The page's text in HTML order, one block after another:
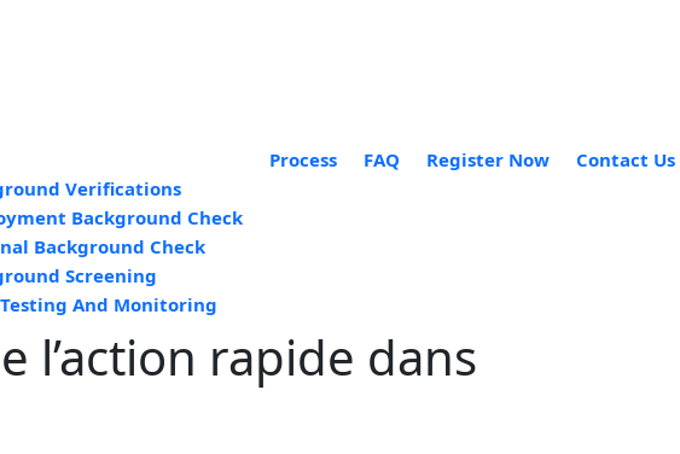
Verifications
Background Check
Background Check
Screening
And Monitoring
Process FAQ Register Now Contact Us
l’action rapide dans